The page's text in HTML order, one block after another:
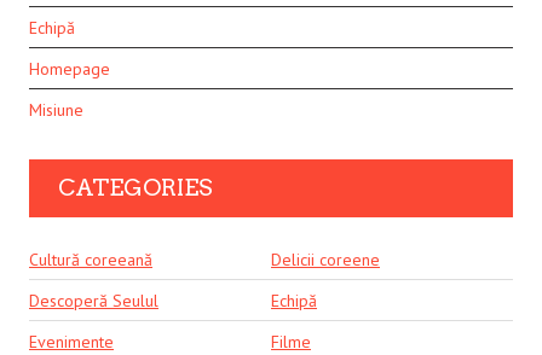
Echipă
Homepage
Misiune
CATEGORIES
Cultură coreeană
Delicii coreene
Descoperă Seulul
Echipă
Evenimente
Filme